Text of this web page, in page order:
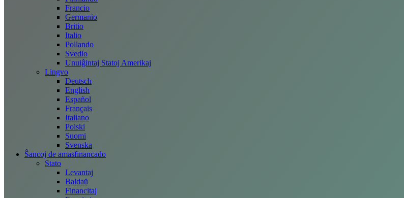
Francio
Germanio
Britio
Italio
Pollando
Svedio
Unuiĝintaj Statoj Amerikaj
Lingvo
Deutsch
English
Español
Français
Italiano
Polski
Suomi
Svenska
Ŝancoj de amasfinancado
Stato
Levantaj
Baldaŭ
Financitaj